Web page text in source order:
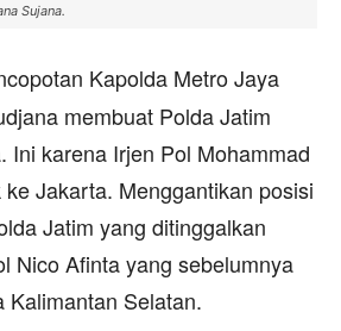
Sujana.
Kapolda Metro Jaya
membuat Polda Jatim
Ini karena Irjen Pol Mohammad
Jakarta. Menggantikan posisi
Jatim yang ditinggalkan
Nico Afinta yang sebelumnya
Kalimantan Selatan.